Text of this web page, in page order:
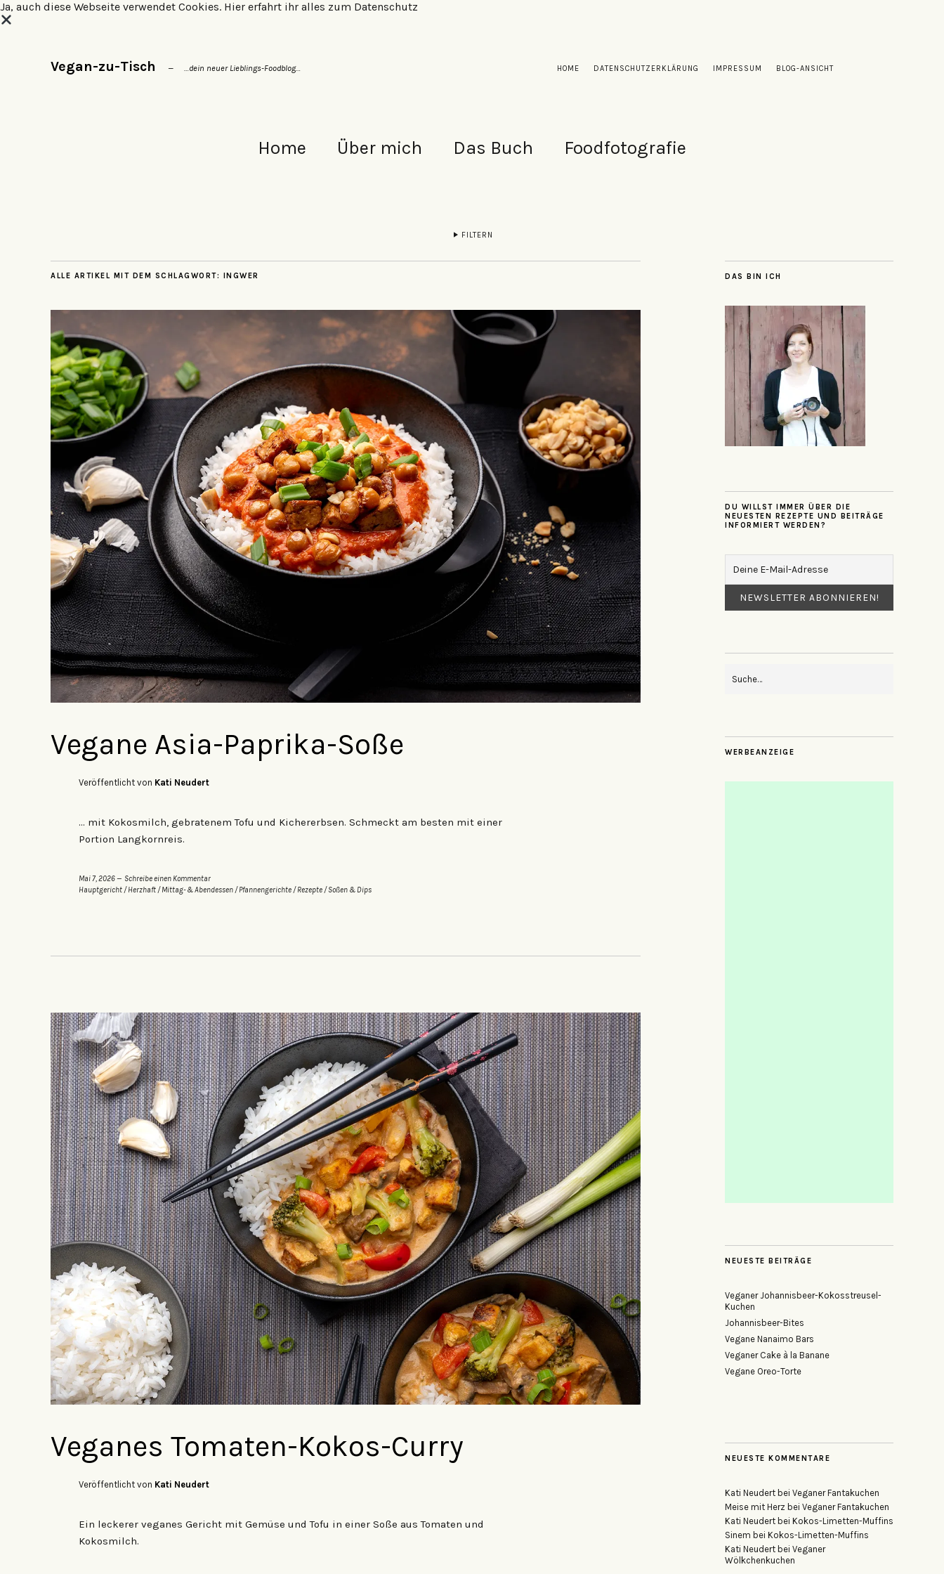
Ja, auch diese Webseite verwendet Cookies. Hier erfahrt ihr alles zum Datenschutz
HOME DATENSCHUTZERKLÄRUNG IMPRESSUM BLOG-ANSICHT
Vegan-zu-Tisch …dein neuer Lieblings-Foodblog…
Home Über mich Das Buch Foodfotografie
FILTERN
ALLE ARTIKEL MIT DEM SCHLAGWORT: INGWER
Vegane Asia-Paprika-Soße
Veröffentlicht von Kati Neudert
… mit Kokosmilch, gebratenem Tofu und Kichererbsen. Schmeckt am besten mit einer
Portion Langkornreis.
Mai 7, 2026
Schreibe einen Kommentar
Hauptgericht /Herzhaft /Mittag- & Abendessen /Pfannengerichte /Rezepte /Soßen & Dips
Veganes Tomaten-Kokos-Curry
Veröffentlicht von Kati Neudert
Ein leckerer veganes Gericht mit Gemüse und Tofu in einer Soße aus Tomaten und
Kokosmilch.
DAS BIN ICH
DU WILLST IMMER ÜBER DIE
NEUESTEN REZEPTE UND BEITRÄGE
INFORMIERT WERDEN?
WERBEANZEIGE
NEUESTE BEITRÄGE
Veganer Johannisbeer-Kokosstreusel-
Kuchen
Johannisbeer-Bites
Vegane Nanaimo Bars
Veganer Cake à la Banane
Vegane Oreo-Torte
NEUESTE KOMMENTARE
Kati Neudert bei Veganer Fantakuchen
Meise mit Herz bei Veganer Fantakuchen
Kati Neudert bei Kokos-Limetten-Muffins
Sinem bei Kokos-Limetten-Muffins
Kati Neudert bei Veganer
Wölkchenkuchen